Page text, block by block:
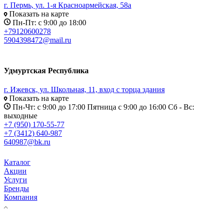
г. Пермь, ул. 1-я Красноармейская, 58а
Показать на карте
Пн-Пт: с 9:00 до 18:00
+79120600278
5904398472@mail.ru
Удмуртская Республика
г. Ижевск, ул. Школьная, 11, вход с торца здания
Показать на карте
Пн-Чт: с 9:00 до 17:00 Пятница с 9:00 до 16:00 Сб - Вс:
выходные
+7 (950) 170-55-77
+7 (3412) 640-987
640987@bk.ru
Каталог
Акции
Услуги
Бренды
Компания